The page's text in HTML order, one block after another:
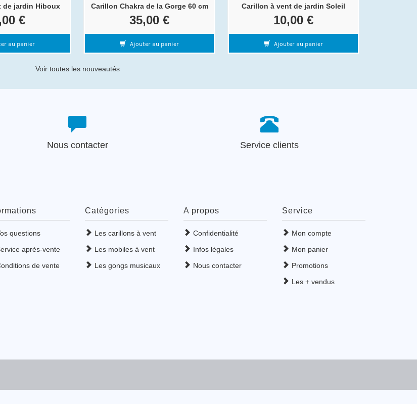
de jardin Hiboux
€
au panier
Carillon Chakra de la Gorge 60 cm
35,00 €
Ajouter au panier
Carillon à vent de jardin Soleil
10,00 €
Ajouter au panier
Voir toutes les nouveautés
Nous contacter Service clients
questions
après-vente
de vente
Catégories
Les carillons à vent
Les mobiles à vent
Les gongs musicaux
A propos
Confidentialité
Infos légales
Nous contacter
Service
Mon compte
Mon panier
Promotions
Les + vendus